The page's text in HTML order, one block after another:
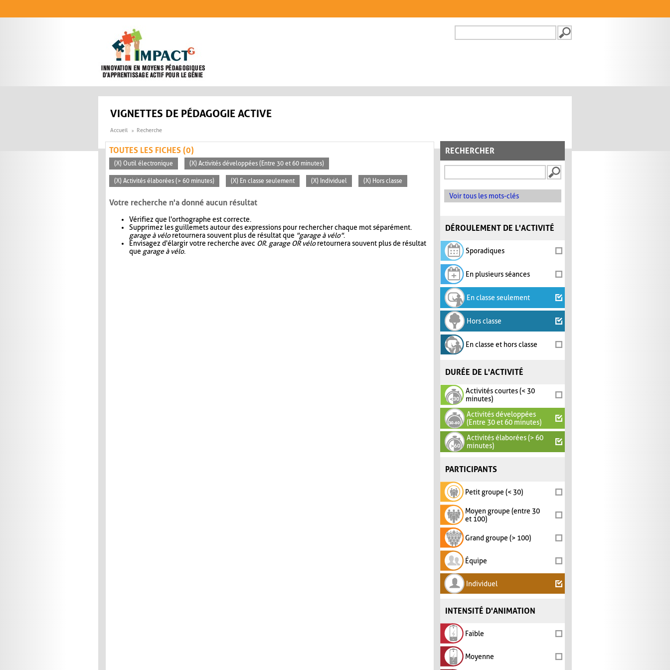
FORMULAIRE DE
VIGNETTES DE PÉDAGOGIE ACTIVE
Accueil Recherche
RECHERCHER
Voir tous les mots-clés
DÉROULEMENT DE L'ACTIVITÉ
Sporadiques
En plusieurs séances
En classe seulement
Hors classe
En classe et hors classe
DURÉE DE L'ACTIVITÉ
Activités courtes (< 30
minutes)
Activités développées
(Entre 30 et 60 minutes)
Activités élaborées (> 60
minutes)
PARTICIPANTS
Petit groupe (< 30)
Moyen groupe (entre 30
et 100)
Grand groupe (> 100)
Équipe
Individuel
INTENSITÉ D'ANIMATION
Faible
Moyenne
TOUTES LES FICHES (0)
(X) Outil électronique (X) Activités développées (Entre 30 et 60 minutes)
(X) Activités élaborées (> 60 minutes) (X) En classe seulement (X) Individuel (X) Hors classe
Votre recherche n'a donné aucun résultat
Vérifiez que l'orthographe est correcte.
Supprimez les guillemets autour des expressions pour rechercher chaque mot séparément.
garage à véloretournera souvent plus de résultat que "garage à vélo".
Envisagez d'élargir votre recherche avec OR. garage OR véloretournera souvent plus de résultat
que garage à vélo.